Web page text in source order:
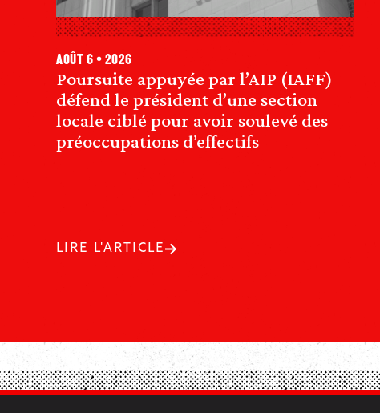
Poursuite appuyée par l’AIP (IAFF)
défend le président d’une section
locale ciblé pour avoir soulevé des
préoccupations d’effectifs
août 6 • 2026
LIRE L'ARTICLE